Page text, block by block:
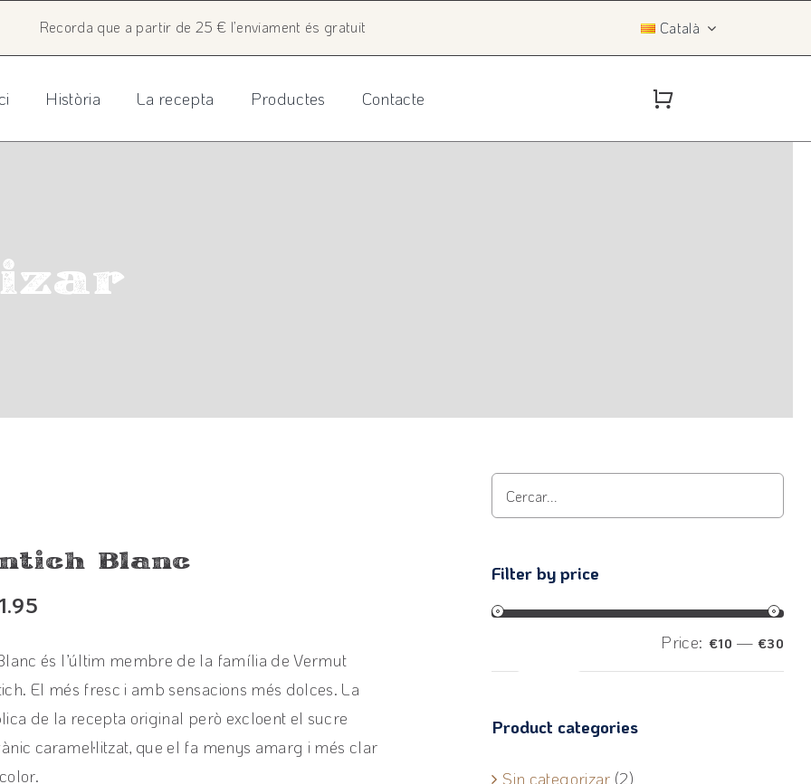
Recorda que a partir de 25 € l’enviament és gratuit Català
Història La recepta Productes Contacte
Blanc
és l’últim membre de la família de Vermut
El més fresc i amb sensacions més dolces. La
de la recepta original però excloent el sucre
caramel·litzat, que el fa menys amarg i més clar
Filter by price
Price: €10 — €30
Product categories
Sin categorizar (2)